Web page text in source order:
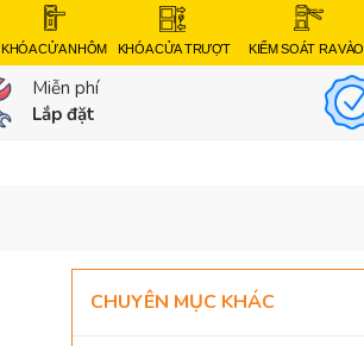
KHÓA CỬA NHÔM KHÓA CỬA TRƯỢT KIỂM SOÁT RA VÀO
Miễn phí
Lắp đặt
CHUYÊN MỤC KHÁC